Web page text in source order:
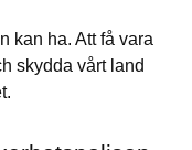
kan ha. Att få vara
skydda vårt land